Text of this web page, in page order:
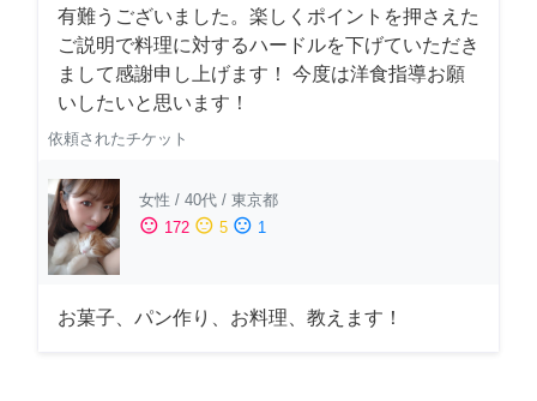
有難うございました。楽しくポイントを押さえた
ご説明で料理に対するハードルを下げていただき
まして感謝申し上げます！ 今度は洋食指導お願
いしたいと思います！
依頼されたチケット
女性 / 40代 / 東京都
sentiment_satisfied 172 sentiment_neutral 5 sentiment_dissatisfied 1
お菓子、パン作り、お料理、教えます！